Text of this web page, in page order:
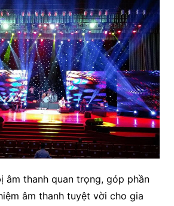
âm thanh quan trọng, góp phần
âm thanh tuyệt vời cho gia